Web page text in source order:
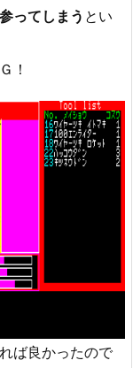
ってしまう とい
！
ば良かったので